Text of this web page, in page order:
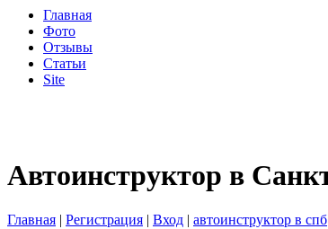
Главная
Фото
Отзывы
Статьи
Site
Автоинструктор в
Главная | Регистрация | Вход | автоинструктор в спб